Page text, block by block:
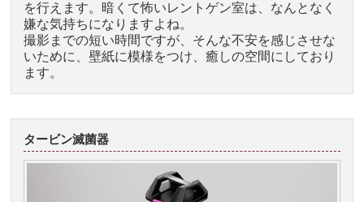
を行えます。暗くて怖いレントゲン室は、なんとなく
嫌な気持ちになりますよね。
撮影までの短い時間ですが、そんな不安を感じさせな
いために、壁紙に模様をつけ、癒しの空間にしており
ます。
タービン滅菌器